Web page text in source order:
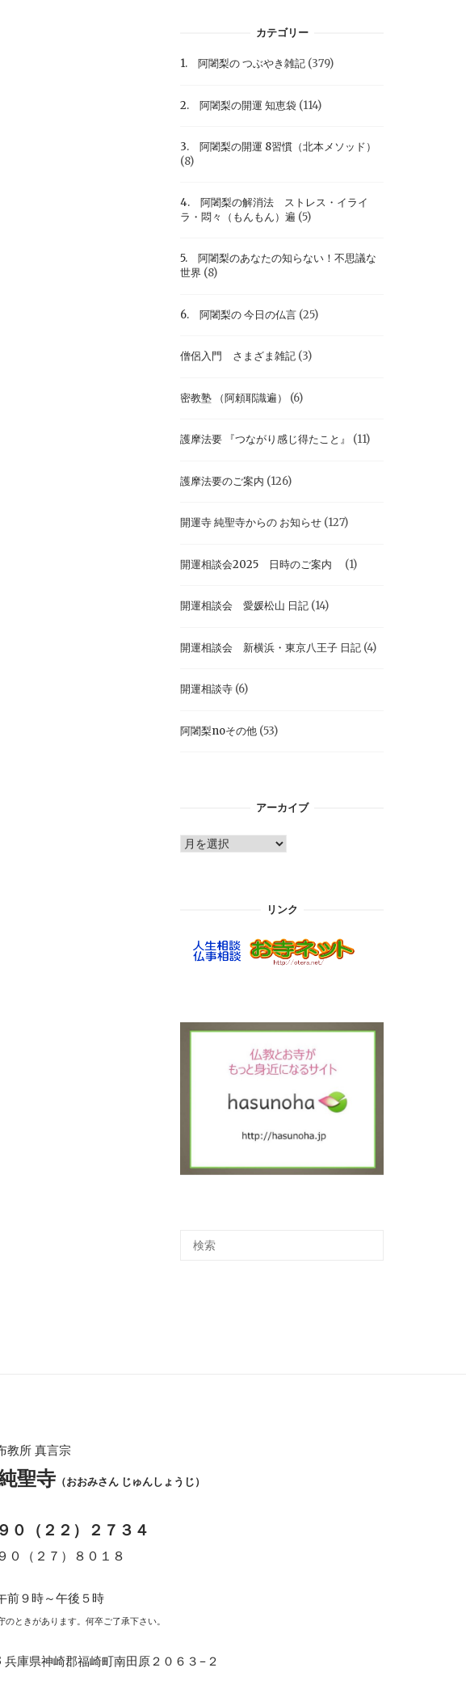
カテゴリー
1. 阿闍梨の つぶやき雑記 (379)
2. 阿闍梨の開運 知恵袋 (114)
3. 阿闍梨の開運 8習慣（北本メソッド）
(8)
4. 阿闍梨の解消法 ストレス・イライ
ラ・悶々（もんもん）遍 (5)
5. 阿闍梨のあなたの知らない！不思議な
世界 (8)
6. 阿闍梨の 今日の仏言 (25)
僧侶入門 さまざま雑記 (3)
密教塾 （阿頼耶識遍） (6)
護摩法要 『つながり感じ得たこと』 (11)
護摩法要のご案内 (126)
開運寺 純聖寺からの お知らせ (127)
開運相談会2025 日時のご案内 (1)
開運相談会 愛媛松山 日記 (14)
開運相談会 新横浜・東京八王子 日記 (4)
開運相談寺 (6)
阿闍梨noその他 (53)
アーカイブ
ア
リンク
教所 真言宗
聖寺 （おおみさん じゅんしょうじ）
０（２２）２７３４
（２７）８０１８
９時～午後５時
ときがあります。何卒ご了承下さい。
兵庫県神崎郡福崎町南田原２０６３−２